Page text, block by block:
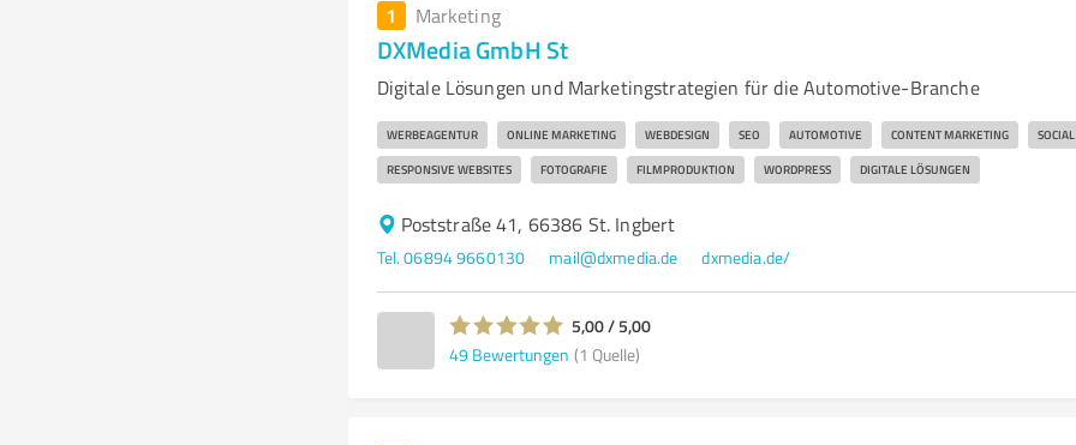
1 Marketing
DXMedia GmbH St
Digitale Lösungen und Marketingstrategien für die Automotive-Branche
WERBEAGENTUR ONLINE MARKETING WEBDESIGN SEO AUTOMOTIVE CONTENT MARKETING
RESPONSIVE WEBSITES FOTOGRAFIE FILMPRODUKTION WORDPRESS DIGITALE LÖSUNGEN
Poststraße 41, 66386 St. Ingbert
Tel. 06894 9660130 mail@dxmedia.de dxmedia.de/
5,00 / 5,00
49 Bewertungen (1 Quelle)